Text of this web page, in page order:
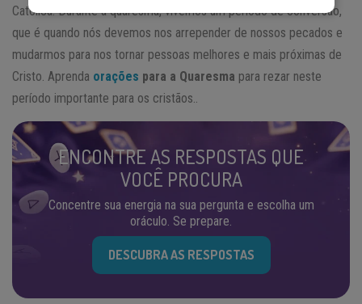
Católica. Durante a quaresma, vivemos um período de conversão,
que é quando nós devemos nos arrepender de nossos pecados e
mudarmos para nos tornar pessoas melhores e mais próximas de
Cristo. Aprenda orações para a Quaresma para rezar neste
período importante para os cristãos..
ENCONTRE AS RESPOSTAS QUE
VOCÊ PROCURA
Concentre sua energia na sua pergunta e escolha um
oráculo. Se prepare.
DESCUBRA AS RESPOSTAS